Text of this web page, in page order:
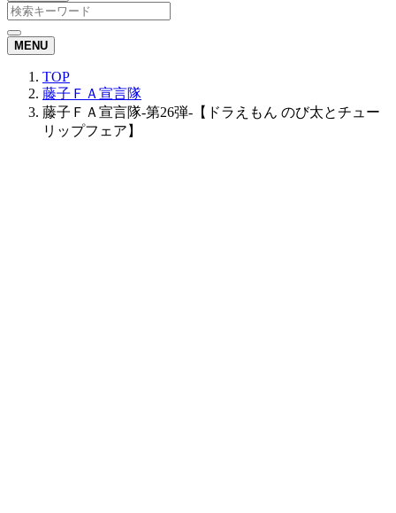
MENU
TOP
藤子ＦＡ宣言隊
藤子ＦＡ宣言隊-第26弾-【ドラえもん のび太とチュー
リップフェア】